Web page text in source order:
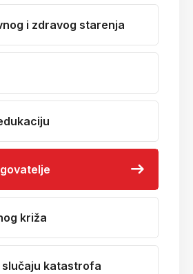
i zdravog starenja
križa
slučaju katastrofa